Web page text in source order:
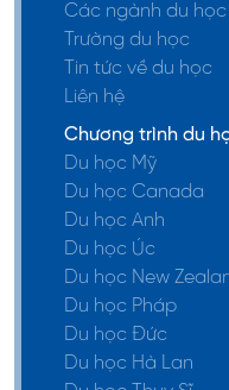
Các ngành du học
Trường du học
Tin tức về du học
Liên hệ
Chương trình du
Du học Mỹ
Du học Canada
Du học Anh
Du học Úc
Du học New
Du học Pháp
Du học Đức
Du học Hà Lan